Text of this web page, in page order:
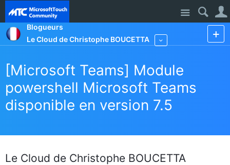
Site
Blogueurs
Le Cloud de Christophe BOUCETTA
[Microsoft Teams] Module
powershell Microsoft Teams
disponible en version 7.5
Le Cloud de Christophe BOUCETTA